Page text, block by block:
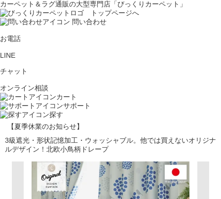
カーペット＆ラグ通販の大型専門店「びっくりカーペット」
問い合わせ
お電話
LINE
チャット
オンライン相談
カート
サポート
探す
【夏季休業のお知らせ】
3級遮光・形状記憶加工・ウォッシャブル。他では買えないオリジナ
ルデザイン！北欧小鳥柄ドレープ